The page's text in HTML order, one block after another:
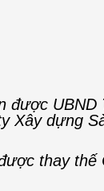
Xây dựng
thay